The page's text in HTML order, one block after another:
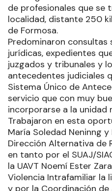
de profesionales que se
localidad, distante 250
de Formosa.
Predominaron consultas
jurídicas, expedientes
juzgados y tribunales y
antecedentes judiciales
Sistema Único de
servicio que con muy
incorporarse a la unidad
Trabajaron en esta
María Soledad Neninng
Dirección Alternativa de
en tanto por el SUAJ/
la UAVT Noemí Ester
Violencia Intrafamiliar la
y por la Coordinación de